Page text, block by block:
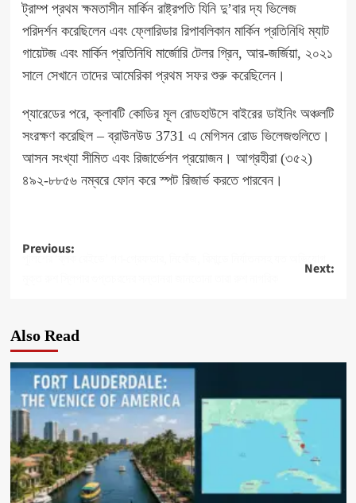
ট্রাম্প প্রথম ক্ষমতাসীন মার্কিন রাষ্ট্রপতি যিনি দু’বার দ্য ভিলেজ
পরিদর্শন করেছিলেন এবং ফ্লোরিডার রিপাবলিকান মার্কিন প্রতিনিধি ম্যাট
গায়েটজ এবং মার্কিন প্রতিনিধি মার্জোরি টেলর গ্রিন, আর-জর্জিয়া, ২০২১
সালে সেখানে তাদের আমেরিকা প্রথম সফর শুরু করেছিলেন।
প্যারেডের পরে, ক্লাবটি কোডির মূল রোডহাউসে বাইরের ডাইনিং অঞ্চলটি
সংরক্ষণ করেছিল – ব্রাউনউড 3731 এ মেগিসন রোড ভিলেজগুলিতে।
আসন সংখ্যা সীমিত এবং রিজার্ভেশন প্রয়োজন। আগ্রহীরা (৩৫২)
৪৯২-৮৮৫৬ নম্বরে ফোন করে স্পট রিজার্ভ করতে পারবেন।
Post
Previous:
পুলিশের ‘ব্লক রেইডে’ গণ-গ্রেফতার, নিখোঁজ, রিমান্ডে নির্যাতনসহ যত অভিযোগ
Next:
Also Read